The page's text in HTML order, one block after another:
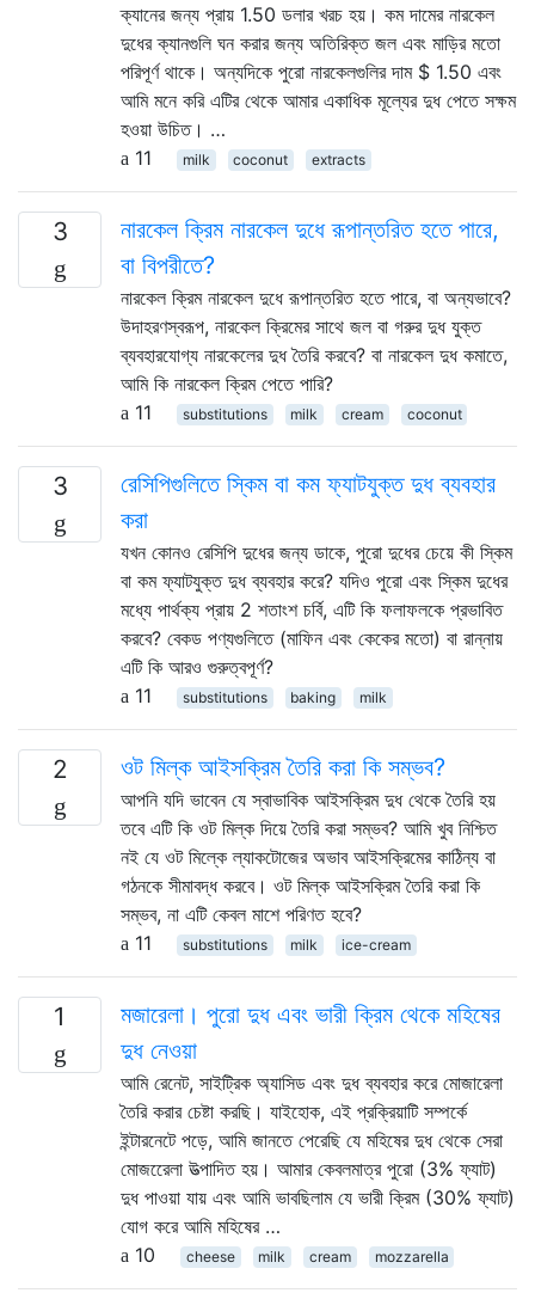
ক্যানের জন্য প্রায় 1.50 ডলার খরচ হয়। কম দামের নারকেল
দুধের ক্যানগুলি ঘন করার জন্য অতিরিক্ত জল এবং মাড়ির মতো
পরিপূর্ণ থাকে। অন্যদিকে পুরো নারকেলগুলির দাম $ 1.50 এবং
আমি মনে করি এটির থেকে আমার একাধিক মূল্যের দুধ পেতে সক্ষম
হওয়া উচিত। …
11
milk coconut extracts
3
নারকেল ক্রিম নারকেল দুধে রূপান্তরিত হতে পারে,
বা বিপরীতে?
নারকেল ক্রিম নারকেল দুধে রূপান্তরিত হতে পারে, বা অন্যভাবে?
উদাহরণস্বরূপ, নারকেল ক্রিমের সাথে জল বা গরুর দুধ যুক্ত
ব্যবহারযোগ্য নারকেলের দুধ তৈরি করবে? বা নারকেল দুধ কমাতে,
আমি কি নারকেল ক্রিম পেতে পারি?
11
substitutions milk cream coconut
3
রেসিপিগুলিতে স্কিম বা কম ফ্যাটযুক্ত দুধ ব্যবহার
করা
যখন কোনও রেসিপি দুধের জন্য ডাকে, পুরো দুধের চেয়ে কী স্কিম
বা কম ফ্যাটযুক্ত দুধ ব্যবহার করে? যদিও পুরো এবং স্কিম দুধের
মধ্যে পার্থক্য প্রায় 2 শতাংশ চর্বি, এটি কি ফলাফলকে প্রভাবিত
করবে? বেকড পণ্যগুলিতে (মাফিন এবং কেকের মতো) বা রান্নায়
এটি কি আরও গুরুত্বপূর্ণ?
11
substitutions baking milk
2 ওট মিল্ক আইসক্রিম তৈরি করা কি সম্ভব?
আপনি যদি ভাবেন যে স্বাভাবিক আইসক্রিম দুধ থেকে তৈরি হয়
তবে এটি কি ওট মিল্ক দিয়ে তৈরি করা সম্ভব? আমি খুব নিশ্চিত
নই যে ওট মিল্কে ল্যাকটোজের অভাব আইসক্রিমের কাঠিন্য বা
গঠনকে সীমাবদ্ধ করবে। ওট মিল্ক আইসক্রিম তৈরি করা কি
সম্ভব, না এটি কেবল মাশে পরিণত হবে?
11
substitutions milk ice-cream
1
মজারেলা। পুরো দুধ এবং ভারী ক্রিম থেকে মহিষের
দুধ নেওয়া
আমি রেনেট, সাইট্রিক অ্যাসিড এবং দুধ ব্যবহার করে মোজারেলা
তৈরি করার চেষ্টা করছি। যাইহোক, এই প্রক্রিয়াটি সম্পর্কে
ইন্টারনেটে পড়ে, আমি জানতে পেরেছি যে মহিষের দুধ থেকে সেরা
মোজরেেলা উত্পাদিত হয়। আমার কেবলমাত্র পুরো (3% ফ্যাট)
দুধ পাওয়া যায় এবং আমি ভাবছিলাম যে ভারী ক্রিম (30% ফ্যাট)
যোগ করে আমি মহিষের …
10
cheese milk cream mozzarella